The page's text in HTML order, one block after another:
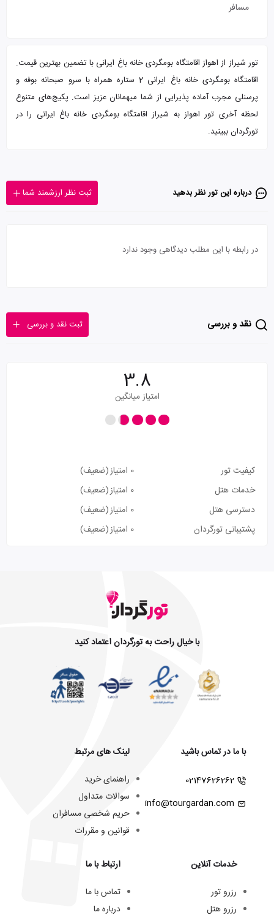
مسافر
تور شیراز از اهواز اقامتگاه بومگردی خانه باغ ایرانی با تضمین بهترین قیمت.
اقامتگاه بومگردی خانه باغ ایرانی 2 ستاره همراه با سرو صبحانه بوفه و
پرسنلی مجرب آماده پذیرایی از شما میهمانان عزیز است. پکیج‌های متنوع
لحظه آخری تور اهواز به شیراز اقامتگاه بومگردی خانه باغ ایرانی را در
تورگردان ببینید.
درباره این تور‌ نظر بدهید ثبت نظر ارزشمند شما
در رابطه با این مطلب دیدگاهی وجود ندارد
نقد و بررسی ثبت نقد و بررسی
3.8
امتیاز میانگین
کیفیت تور 0 امتیاز
(ضعیف)
خدمات هتل
0 امتیاز
(ضعیف)
دسترسی هتل
0 امتیاز
(ضعیف)
پشتیبانی تورگردان
0 امتیاز (ضعیف)
با خیال راحت به تورگردان اعتماد کنید
با ما در تماس باشید
02147626262
info@tourgardan.com
خدمات آنلاین
رزرو تور
رزرو هتل
لینک های مرتبط
راهنمای خرید
سوالات متداول
حریم شخصی مسافران
قوانین و مقررات
ارتباط با ما
تماس با ما
درباره ما